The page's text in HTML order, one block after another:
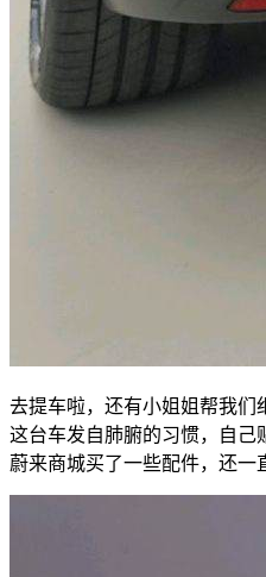
去提车啦，还有小姐姐帮我们
这台车发自肺腑的习惯，自己
蔚来商城买了一些配件，还一